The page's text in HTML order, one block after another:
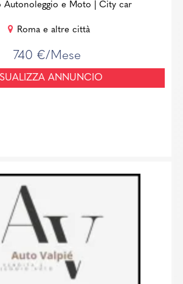
Autonoleggio e Moto | City car
Roma e altre città
740 €/Mese
ANNUNCIO